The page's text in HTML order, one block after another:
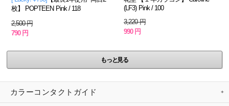
枚】 POPTEEN Pink / 118
2,500 円
790 円
(LF3) Pink / 100
3,220 円
990 円
もっと見る
カラーコンタクトガイド